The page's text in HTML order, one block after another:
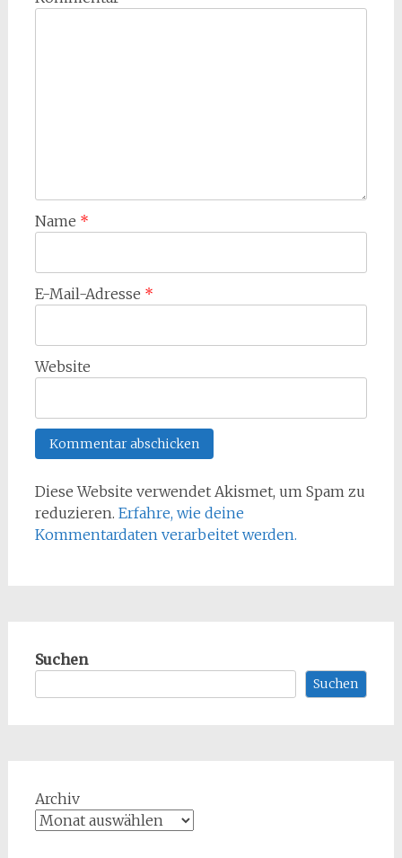
Name *
E-Mail-Adresse *
Website
Diese Website verwendet Akismet, um Spam zu
reduzieren. Erfahre, wie deine
Kommentardaten verarbeitet werden.
Suchen
Suchen
Archiv